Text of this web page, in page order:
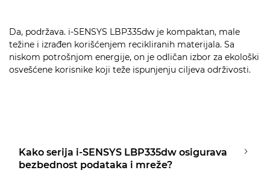
Da, podržava. i-SENSYS LBP335dw je kompaktan, male
težine i izrađen korišćenjem recikliranih materijala. Sa
niskom potrošnjom energije, on je odličan izbor za ekološki
osvešćene korisnike koji teže ispunjenju ciljeva održivosti.
Kako serija i-SENSYS LBP335dw osigurava
bezbednost podataka i mreže?